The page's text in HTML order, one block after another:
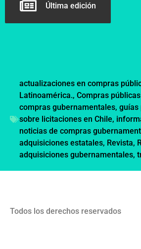
Última edición
actualizaciones en compras
Latinoamérica., Compras
compras gubernamentales, guías
sobre licitaciones en Chile,
noticias de compras
adquisiciones estatales, Revista,
adquisiciones gubernamentales,
Todos los derechos reservados